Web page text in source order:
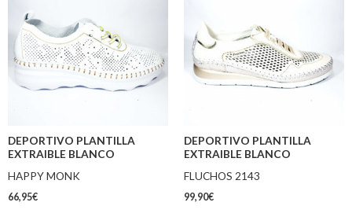
DEPORTIVO PLANTILLA
EXTRAIBLE BLANCO
HAPPY MONK
66,95€
DEPORTIVO PLANTILLA
EXTRAIBLE BLANCO
FLUCHOS 2143
99,90€